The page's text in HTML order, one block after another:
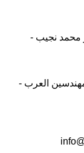
محمد نجيب -
- جمعية المهندسين العرب -